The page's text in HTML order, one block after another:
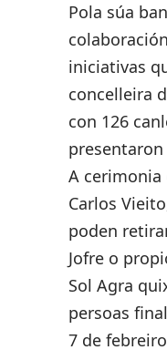
Pola súa
iniciativas
concelleira
con 126
A cerimonia
Carlos
poden
Jofre o
Sol Agra
persoas
7 de